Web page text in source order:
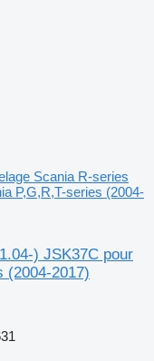
Scania R-series
P,G,R,T-series (2004-
) JSK37C pour
(2004-2017)